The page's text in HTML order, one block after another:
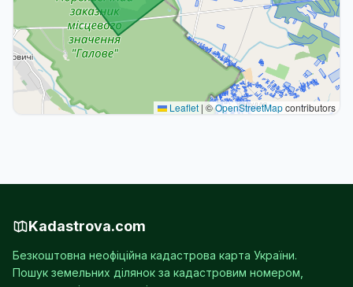
Leaflet | ©OpenStreetMapcontributors
Kadastrova.com
Безкоштовна неофіційна кадастрова карта України.
Пошук земельних ділянок за кадастровим номером,